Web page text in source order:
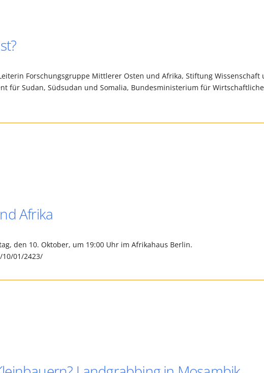
Forschungsgruppe Mittlerer Osten und Afrika, Stiftung Wissenschaft
für Sudan, Südsudan und Somalia, Bundesministerium für Wirtschaftliche
Afrika
den 10. Oktober, um 19:00 Uhr im Afrikahaus Berlin.
01/2423/